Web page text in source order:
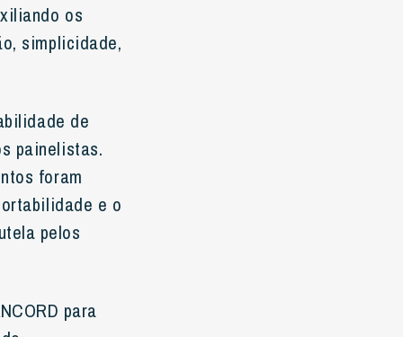
os
simplicidade,
de
painelistas.
foram
e o
pelos
para